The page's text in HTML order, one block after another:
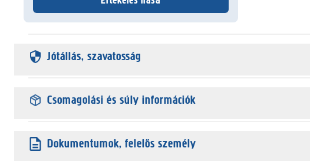
Jótállás, szavatosság
Csomagolási és súly információk
Dokumentumok, felelős személy